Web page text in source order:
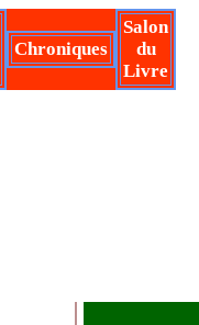
Chroniques
Salon
du
Livre